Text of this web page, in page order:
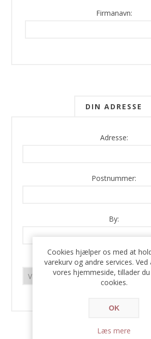
Firmanavn:
DIN ADRESSE
Adresse:
Postnummer:
By:
Land:
Cookies hjælper os med at
varekurv og andre services.
vores hjemmeside, tillader
cookies.
OK
Læs mere